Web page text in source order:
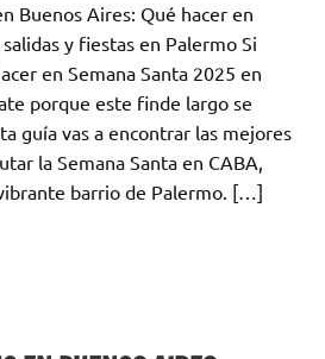
Buenos Aires: Qué hacer en
y fiestas en Palermo Si
en Semana Santa 2025 en
porque este finde largo se
guía vas a encontrar las mejores
la Semana Santa en CABA,
barrio de Palermo. […]